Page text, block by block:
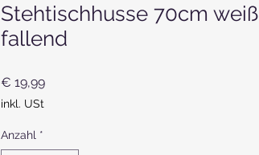
Stehtischhusse 70cm weiß
fallend
€ 19,99Preis
inkl. USt
Anzahl *